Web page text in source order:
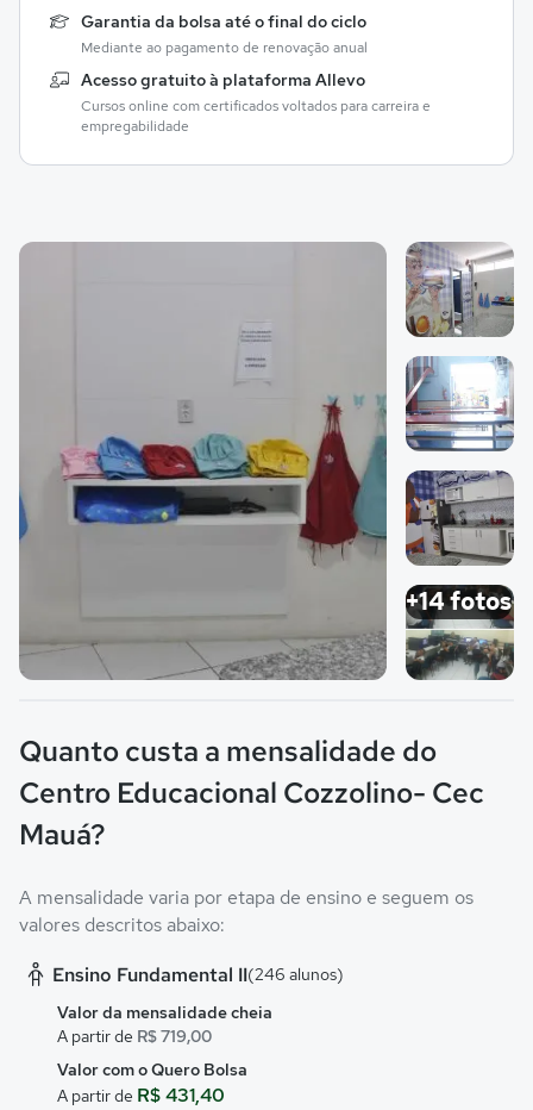
Garantia da bolsa até o final do ciclo
Mediante ao pagamento de renovação anual
Acesso gratuito à plataforma Allevo
Cursos online com certificados voltados para carreira e
empregabilidade
Galeria de imagem
Imagem 1
Imagem 2
Imagem 3
+14 fotos
Quanto custa a mensalidade do
Centro Educacional Cozzolino- Cec
Mauá?
A mensalidade varia por etapa de ensino e seguem os
valores descritos abaixo:
Ensino Fundamental II(246 alunos)
Valor da mensalidade cheia
A partir de R$ 719,00
Valor com o Quero Bolsa
A partir de R$ 431,40